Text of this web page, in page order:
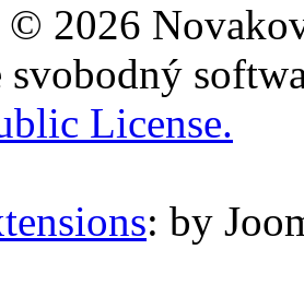
2026
svobodný
License.
: by